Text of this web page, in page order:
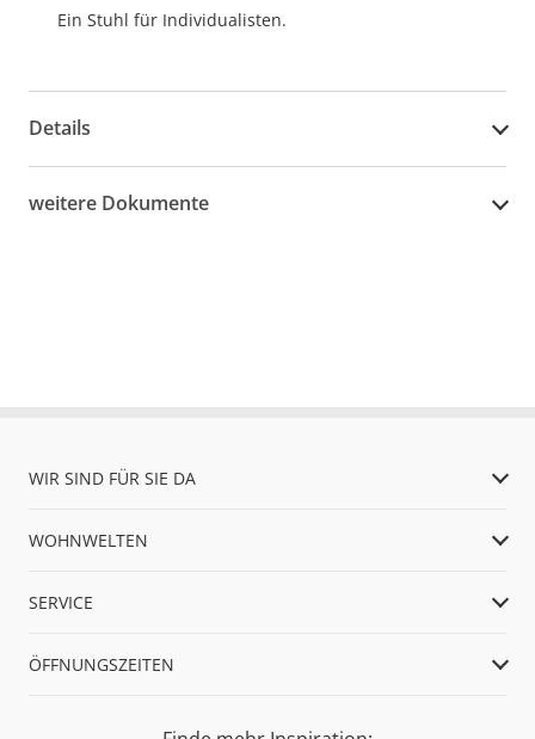
Ein Stuhl für Individualisten.
Details
weitere Dokumente
WIR SIND FÜR SIE DA
WOHNWELTEN
SERVICE
ÖFFNUNGSZEITEN